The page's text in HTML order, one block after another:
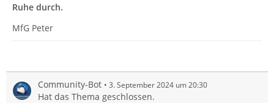
Ruhe durch.
MfG Peter
Community-Bot 3. September 2024 um 20:30
Hat das Thema geschlossen.